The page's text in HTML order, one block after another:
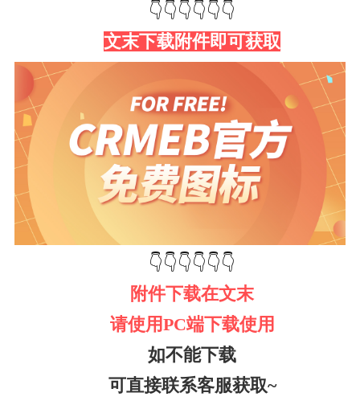
👇👇👇👇👇👇
文末下载附件即可获取
👇👇👇👇👇👇
附件下载在文末
请使用PC端下载使用
如不能下载
可直接联系客服获取~